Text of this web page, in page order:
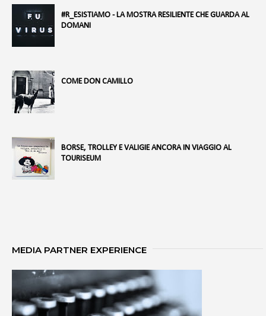
#R_ESISTIAMO - LA MOSTRA RESILIENTE CHE GUARDA AL
DOMANI
COME DON CAMILLO
BORSE, TROLLEY E VALIGIE ANCORA IN VIAGGIO AL
TOURISEUM
MEDIA PARTNER EXPERIENCE